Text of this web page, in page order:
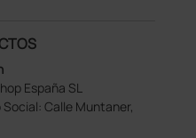
España SL
Social: Calle Muntaner,